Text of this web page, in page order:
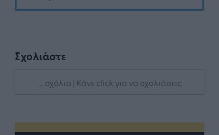
Σχολιάστε
... σχόλια | Κάνε click για να σχολιάσεις